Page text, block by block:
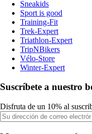
Sneakids
Sport is good
Training-Fit
Trek-Expert
Triathlon-Expert
TripNBikers
Vélo-Store
Winter-Expert
Suscríbete a nuestro
Disfruta de un 10% al